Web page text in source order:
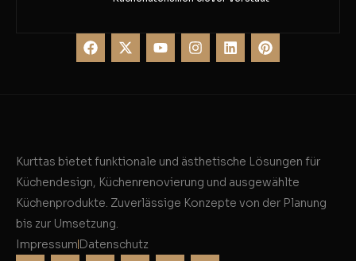
Kurttas bietet funktionale und ästhetische Lösungen für
Küchendesign, Küchenrenovierung und ausgewählte
Küchenprodukte. Zuverlässige Konzepte von der Planung
bis zur Umsetzung.
Impressum Datenschutz